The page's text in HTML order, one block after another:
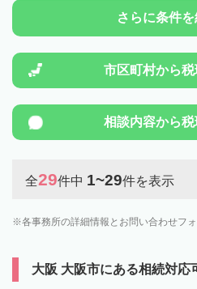
さらに条件
市区町村から税
相談内容から税
全29件中 1~29件を表示
各事務所の詳細情報とお問い合わせフ
大阪 大阪市にある相続対応